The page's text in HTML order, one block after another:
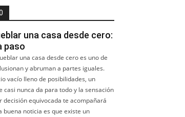
una casa desde cero:
paso
una casa desde cero es uno de
y abruman a partes iguales.
vacío lleno de posibilidades, un
casi nunca da para todo y la sensación
decisión equivocada te acompañará
buena noticia es que existe un